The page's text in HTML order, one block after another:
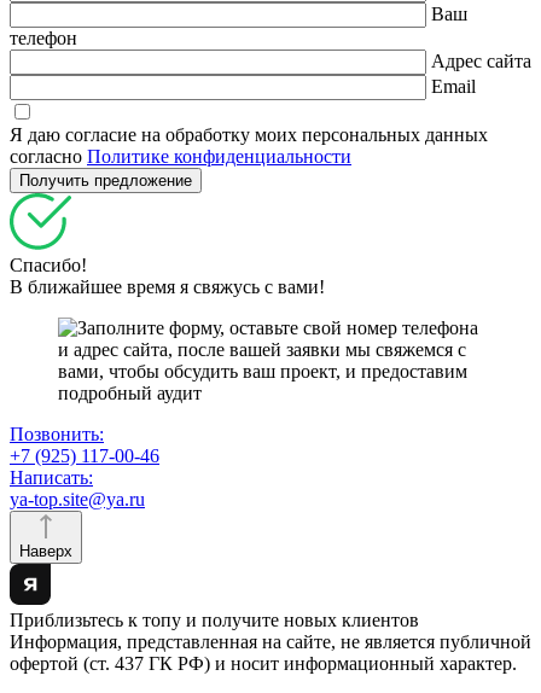
Ваш
телефон
Адрес сайта
Email
Я даю согласие на обработку моих персональных данных
согласно Политике конфиденциальности
Спасибо!
В ближайшее время я свяжусь с вами!
Позвонить:
+7 (925) 117-00-46
Написать:
ya-top.site@ya.ru
Наверх
Приблизьтесь к топу и получите новых клиентов
Информация, представленная на сайте, не является публичной
офертой (ст. 437 ГК РФ) и носит информационный характер.